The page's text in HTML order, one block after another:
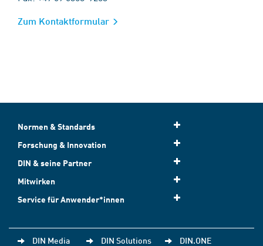
Zum Kontaktformular
Normen & Standards
Forschung & Innovation
DIN & seine Partner
Mitwirken
Service für Anwender*innen
DIN Media DIN Solutions DIN.ONE